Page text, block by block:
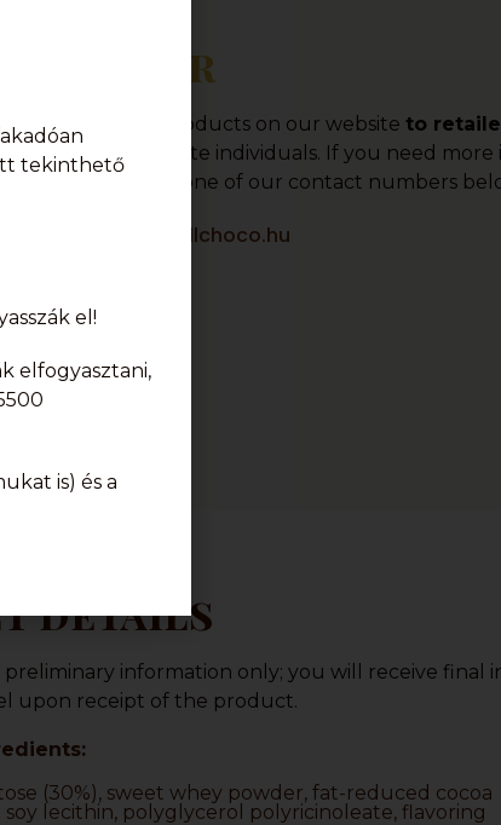
Order
wide range of products on our website to
sales to private individuals. If you need
contact us at one of our contact numbers
info@karamellchoco.hu
details
information only; you will receive final
upon receipt of the product.
(30%), sweet whey powder, fat-reduced cocoa
lecithin, polyglycerol polyricinoleate, flavoring
tekinthető
el!
elfogyasztani,
is) és a